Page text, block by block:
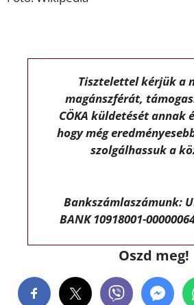
Tisztelettel kérjük a
magánszférát,
CÖKA küldetését annak
hogy még
szolgálhassuk a
Bankszámlaszámunk:
BANK 10918001-
Oszd meg!